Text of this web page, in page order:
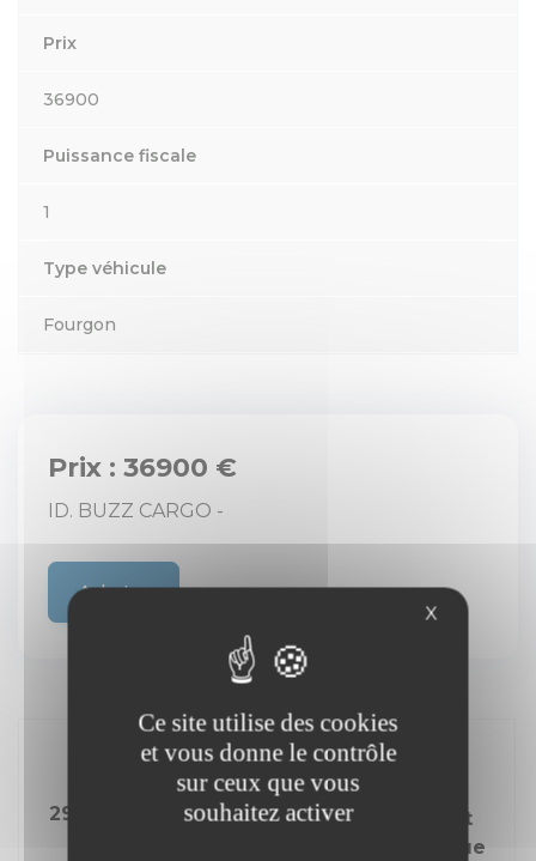
Prix
36900
Puissance fiscale
1
Type véhicule
Fourgon
Prix : 36900 €
ID. BUZZ CARGO -
Acheter
29/11/2022 9259
Courant
électrique
X
Ce site utilise des cookies
et vous donne le contrôle
sur ceux que vous
souhaitez activer